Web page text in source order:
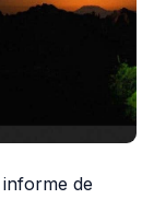
de